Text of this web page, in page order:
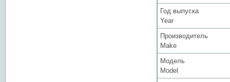
Год выпуска
Year
Производитель
Make
Модель
Model